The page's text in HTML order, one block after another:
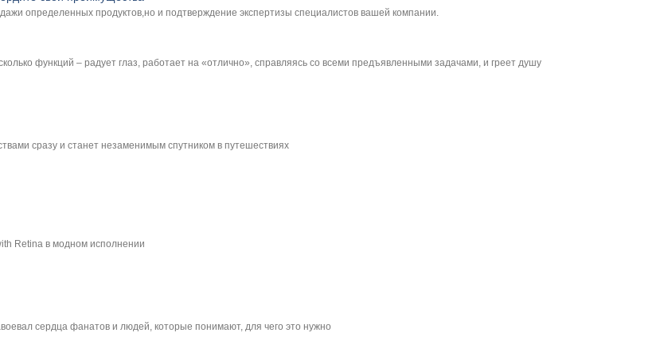
определенных продуктов,но и подтверждение экспертизы специалистов вашей компании.
функций – радует глаз, работает на «отлично», справляясь со всеми предъявленными задачами, и греет душу
сразу и станет незаменимым спутником в путешествиях
Retina в модном исполнении
сердца фанатов и людей, которые понимают, для чего это нужно